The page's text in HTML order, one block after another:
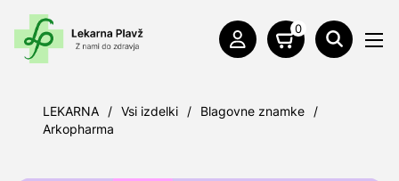
0
LEKARNA / Vsi izdelki / Blagovne znamke
/
Arkopharma